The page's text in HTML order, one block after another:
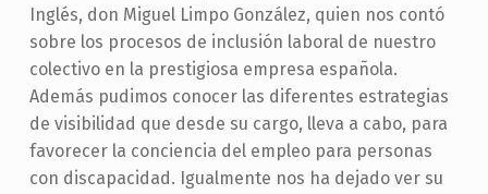
Inglés, don Miguel Limpo González, quien nos contó
sobre los procesos de inclusión laboral de nuestro
colectivo en la prestigiosa empresa española.
Además pudimos conocer las diferentes estrategias
de visibilidad que desde su cargo, lleva a cabo, para
favorecer la conciencia del empleo para personas
con discapacidad. Igualmente nos ha dejado ver su